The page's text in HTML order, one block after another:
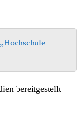
bereitgestellt